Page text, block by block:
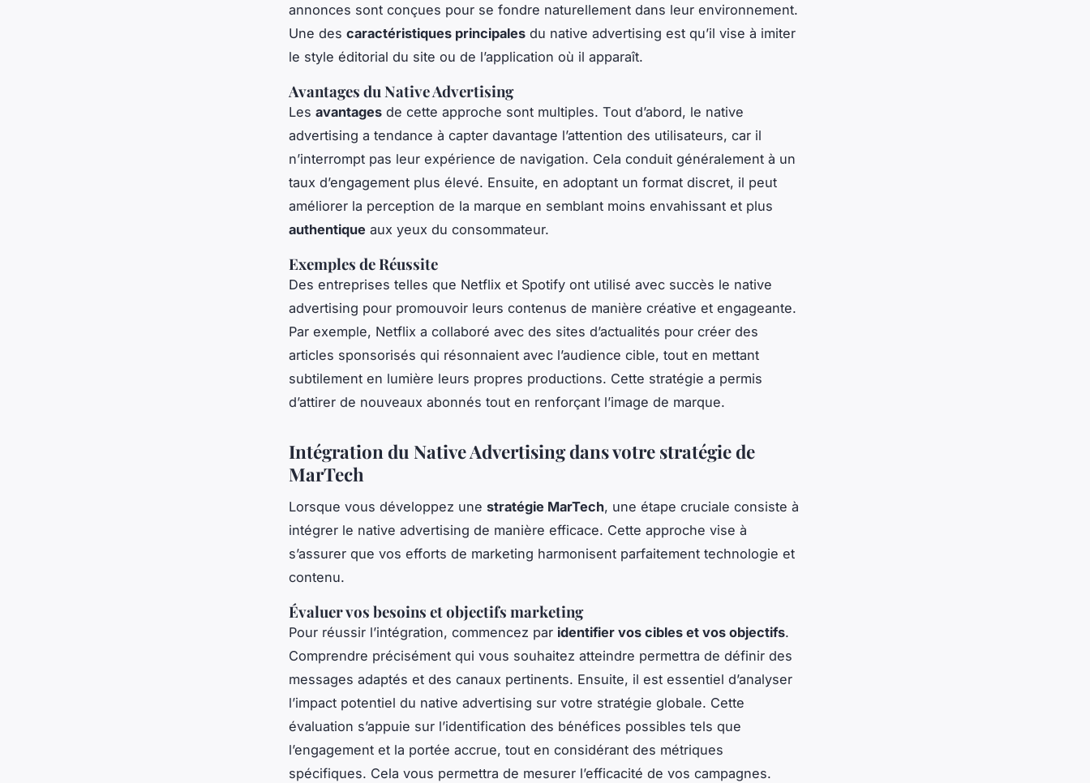
annonces sont conçues pour se fondre naturellement dans leur environnement.
Une des caractéristiques principales du native advertising est qu’il vise à imiter
le style éditorial du site ou de l’application où il apparaît.
Avantages du Native Advertising
Les avantages de cette approche sont multiples. Tout d’abord, le native
advertising a tendance à capter davantage l’attention des utilisateurs, car il
n’interrompt pas leur expérience de navigation. Cela conduit généralement à un
taux d’engagement plus élevé. Ensuite, en adoptant un format discret, il peut
améliorer la perception de la marque en semblant moins envahissant et plus
authentique aux yeux du consommateur.
Exemples de Réussite
Des entreprises telles que Netflix et Spotify ont utilisé avec succès le native
advertising pour promouvoir leurs contenus de manière créative et engageante.
Par exemple, Netflix a collaboré avec des sites d’actualités pour créer des
articles sponsorisés qui résonnaient avec l’audience cible, tout en mettant
subtilement en lumière leurs propres productions. Cette stratégie a permis
d’attirer de nouveaux abonnés tout en renforçant l’image de marque.
Intégration du Native Advertising dans votre stratégie de
MarTech
Lorsque vous développez une stratégie MarTech, une étape cruciale consiste à
intégrer le native advertising de manière efficace. Cette approche vise à
s’assurer que vos efforts de marketing harmonisent parfaitement technologie et
contenu.
Évaluer vos besoins et objectifs marketing
Pour réussir l’intégration, commencez par identifier vos cibles et vos objectifs.
Comprendre précisément qui vous souhaitez atteindre permettra de définir des
messages adaptés et des canaux pertinents. Ensuite, il est essentiel d’analyser
l’impact potentiel du native advertising sur votre stratégie globale. Cette
évaluation s’appuie sur l’identification des bénéfices possibles tels que
l’engagement et la portée accrue, tout en considérant des métriques
spécifiques. Cela vous permettra de mesurer l’efficacité de vos campagnes.